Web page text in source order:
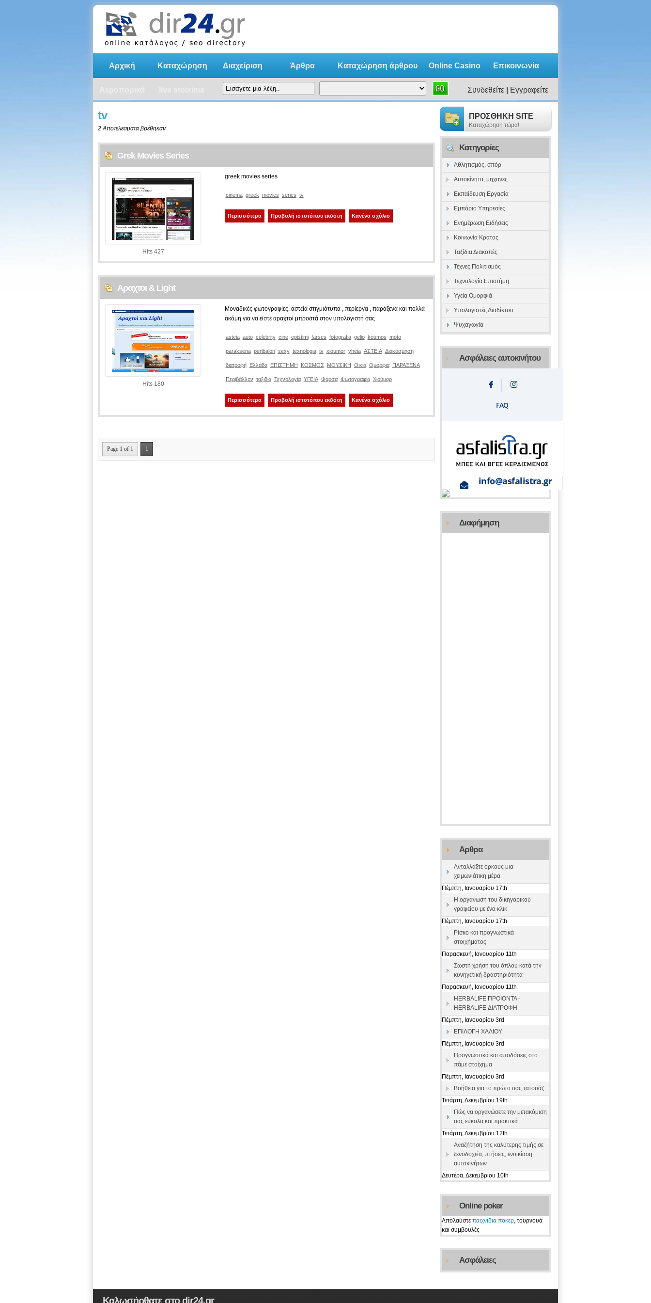
online κατάλογος
Αρχική Καταχώρηση Διαχείριση Άρθρα Kαταχώρηση άρθρου Online Casino Επικοινωνία
Συνδεθείτε Εγγραφείτε
tv
2 Αποτελεσματα βρέθηκαν
Grek Movies Series
Hits 427
greek movies series
cinema greek movies series tv
Περισσότερα Προβολή ιστοτόπου εκδότη Κανένα σχόλιο
Αραχτοι & Light
Hits 180
Μοναδικές φωτογραφίες, αστεία στιγμιότυπα , περίεργα , παράξενα και πολλά
ακόμη για να είστε αραχτοί μπροστά στον υπολογιστή σας
asteia auto celebrity cine epistimi farses fotografia gelio kosmos moto
paraksena peribalon sexy texnologia tv xioumor yheia ΑΣΤΕΙΑ Διακόσμηση
διατροφή Ελλάδα ΕΠΙΣΤΗΜΗ ΚΟΣΜΟΣ ΜΟΥΣΙΚΗ Οικία Ομορφιά ΠΑΡΑΞΕΝΑ
Περιβάλλον ταξιδια Τεχνολογία ΥΓΕΙΑ Φάρσα Φωτογραφία Χιούμορ
Περισσότερα Προβολή ιστοτόπου εκδότη Κανένα σχόλιο
Page 1 of 1 1
ΠΡΟΣΘΗΚΗ SITE
Καταχώρηση τώρα!
Κατηγορίες
Αθλητισμός, σπόρ
Αυτοκίνητα, μηχανες
Εκπαίδευση Εργασία
Εμπόριο Υπηρεσίες
Ενημέρωση Ειδήσεις
Κοινωνία Κράτος
Ταξίδια Διακοπές
Τέχνες Πολιτισμός
Τεχνολογία Επιστήμη
Υγεία Ομορφιά
Υπολογιστές Διαδίκτυο
Ψυχαγωγία
Ασφάλειες αυτοκινήτου
Διαφήμηση
Αρθρα
Ανταλλάξτε όρκους μια
χειμωνιάτικη μέρα
Πέμπτη, Ιανουαρίου 17th
Η οργάνωση του δικηγορικού
γραφείου με ένα κλικ
Πέμπτη, Ιανουαρίου 17th
Ρίσκο και προγνωστικά
στοιχήματος
Παρασκευή, Ιανουαρίου 11th
Σωστή χρήση του όπλου κατά την
κυνηγετική δραστηριότητα
Παρασκευή, Ιανουαρίου 11th
HERBALIFE ΠΡΟΙΟΝΤΑ -
HERBALIFE ΔΙΑΤΡΟΦΗ
Πέμπτη, Ιανουαρίου 3rd
ΕΠΙΛΟΓΗ ΧΑΛΙΟΥ.
Πέμπτη, Ιανουαρίου 3rd
Προγνωστικά και αποδόσεις στο
πάμε στοίχημα
Πέμπτη, Ιανουαρίου 3rd
Βοήθεια για το πρώτο σας τατουάζ
Τετάρτη, Δεκεμβρίου 19th
Πώς να οργανώσετε την μετακόμιση
σας εύκολα και πρακτικά
Τετάρτη, Δεκεμβρίου 12th
Αναζήτηση της καλύτερης τιμής σε
ξενοδοχεία, πτήσεις, ενοικίαση
αυτοκινήτων
Δευτέρα, Δεκεμβρίου 10th
Online poker
Απολαύστε παιχνιδια ποκερ, τουρνουά
και συμβουλές
Ασφάλειες
Καλωσήρθατε στο dir24.gr